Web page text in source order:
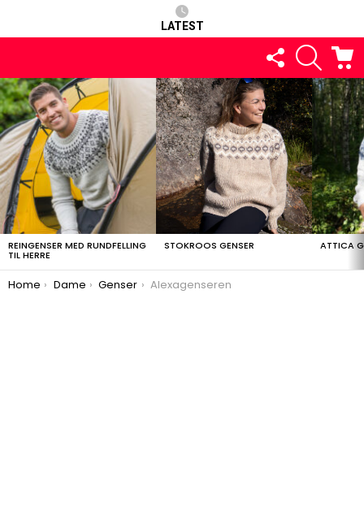
LATEST
FOLLOW
US
SEARCH
LATEST
STORIES
REINGENSER MED RUNDFELLING
TIL HERRE
STOKROOS GENSER ATTICA
You are here:
Home Dame Genser Alexagenseren